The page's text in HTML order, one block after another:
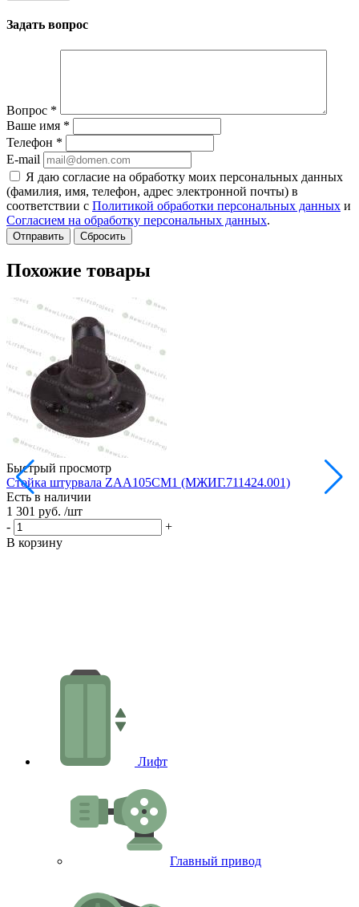
Задать вопрос
Вопрос *
Ваше имя *
Телефон *
E-mail
Я даю согласие на обработку моих персональных данных
(фамилия, имя, телефон, адрес электронной почты) в
соответствии с Политикой обработки персональных данных и
Согласием на обработку персональных данных.
Сбросить
Похожие товары
Быстрый просмотр
Стойка штурвала ZAA105CM1 (МЖИГ.711424.001)
Есть в наличии
1 301 руб. /шт
-
+
В корзину
Лифт
Главный привод